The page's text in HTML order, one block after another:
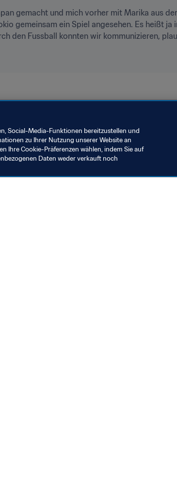
gemacht und mich vorher mit Marika aus
gemeinsam ein Spiel angesehen. Es heißt
den Fussball konnten wir kommunizieren,
Social-Media-Funktionen bereitzustellen und
zu Ihrer Nutzung unserer Website an
Ihre Cookie-Präferenzen wählen, indem Sie auf
Daten weder verkauft noch